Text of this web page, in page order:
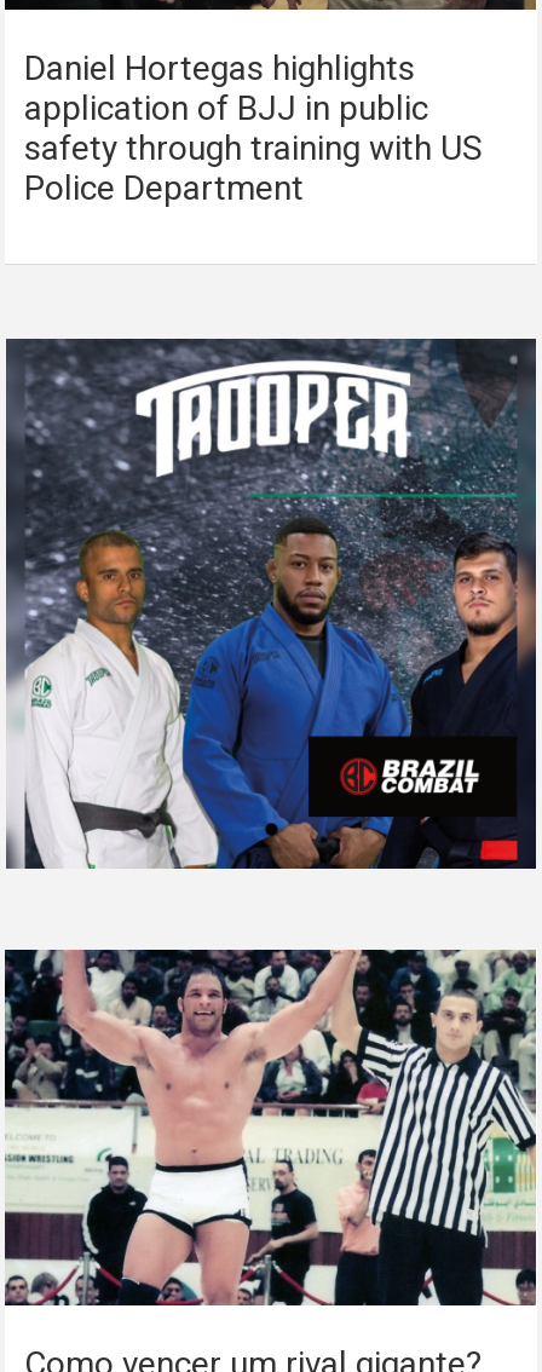
Daniel Hortegas highlights
application of BJJ in public
safety through training with US
Police Department
Como vencer um rival gigante?